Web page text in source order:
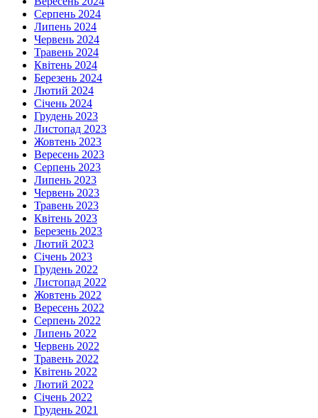
Серпень 2024
Липень 2024
Червень 2024
Травень 2024
Квітень 2024
Березень 2024
Лютий 2024
Січень 2024
Грудень 2023
Листопад 2023
Жовтень 2023
Вересень 2023
Серпень 2023
Липень 2023
Червень 2023
Травень 2023
Квітень 2023
Березень 2023
Лютий 2023
Січень 2023
Грудень 2022
Листопад 2022
Жовтень 2022
Вересень 2022
Серпень 2022
Липень 2022
Червень 2022
Травень 2022
Квітень 2022
Лютий 2022
Січень 2022
Грудень 2021